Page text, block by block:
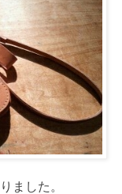
ました。